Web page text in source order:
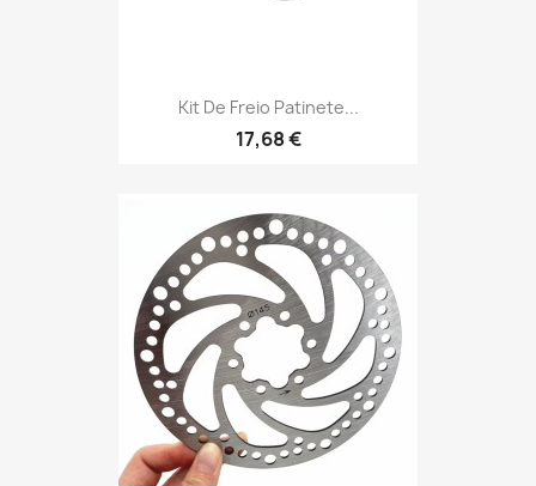
Kit De Freio Patinete...
17,68 €